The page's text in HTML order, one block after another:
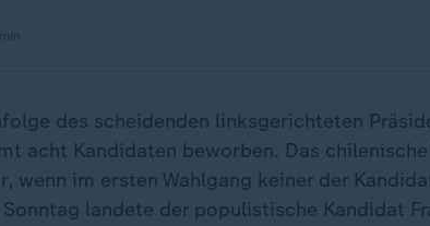
des scheidenden linksgerichteten
acht Kandidaten beworben. Das
wenn im ersten Wahlgang keiner der
landete der populistische Kandidat